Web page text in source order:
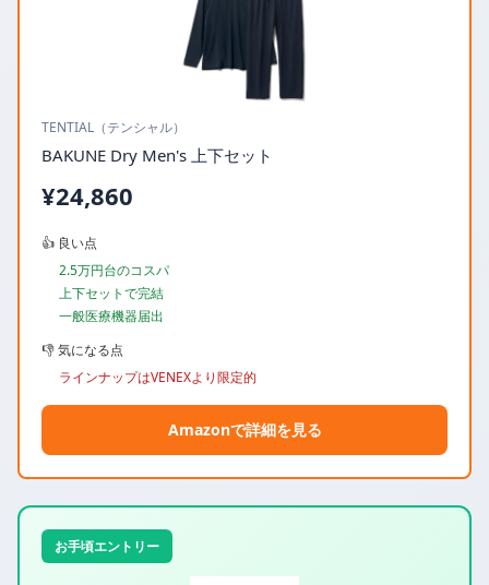
TENTIAL（テンシャル）
BAKUNE Dry Men's 上下セット
¥24,860
👍 良い点
2.5万円台のコスパ
上下セットで完結
一般医療機器届出
👎 気になる点
ラインナップはVENEXより限定的
Amazonで詳細を見る
お手頃エントリー